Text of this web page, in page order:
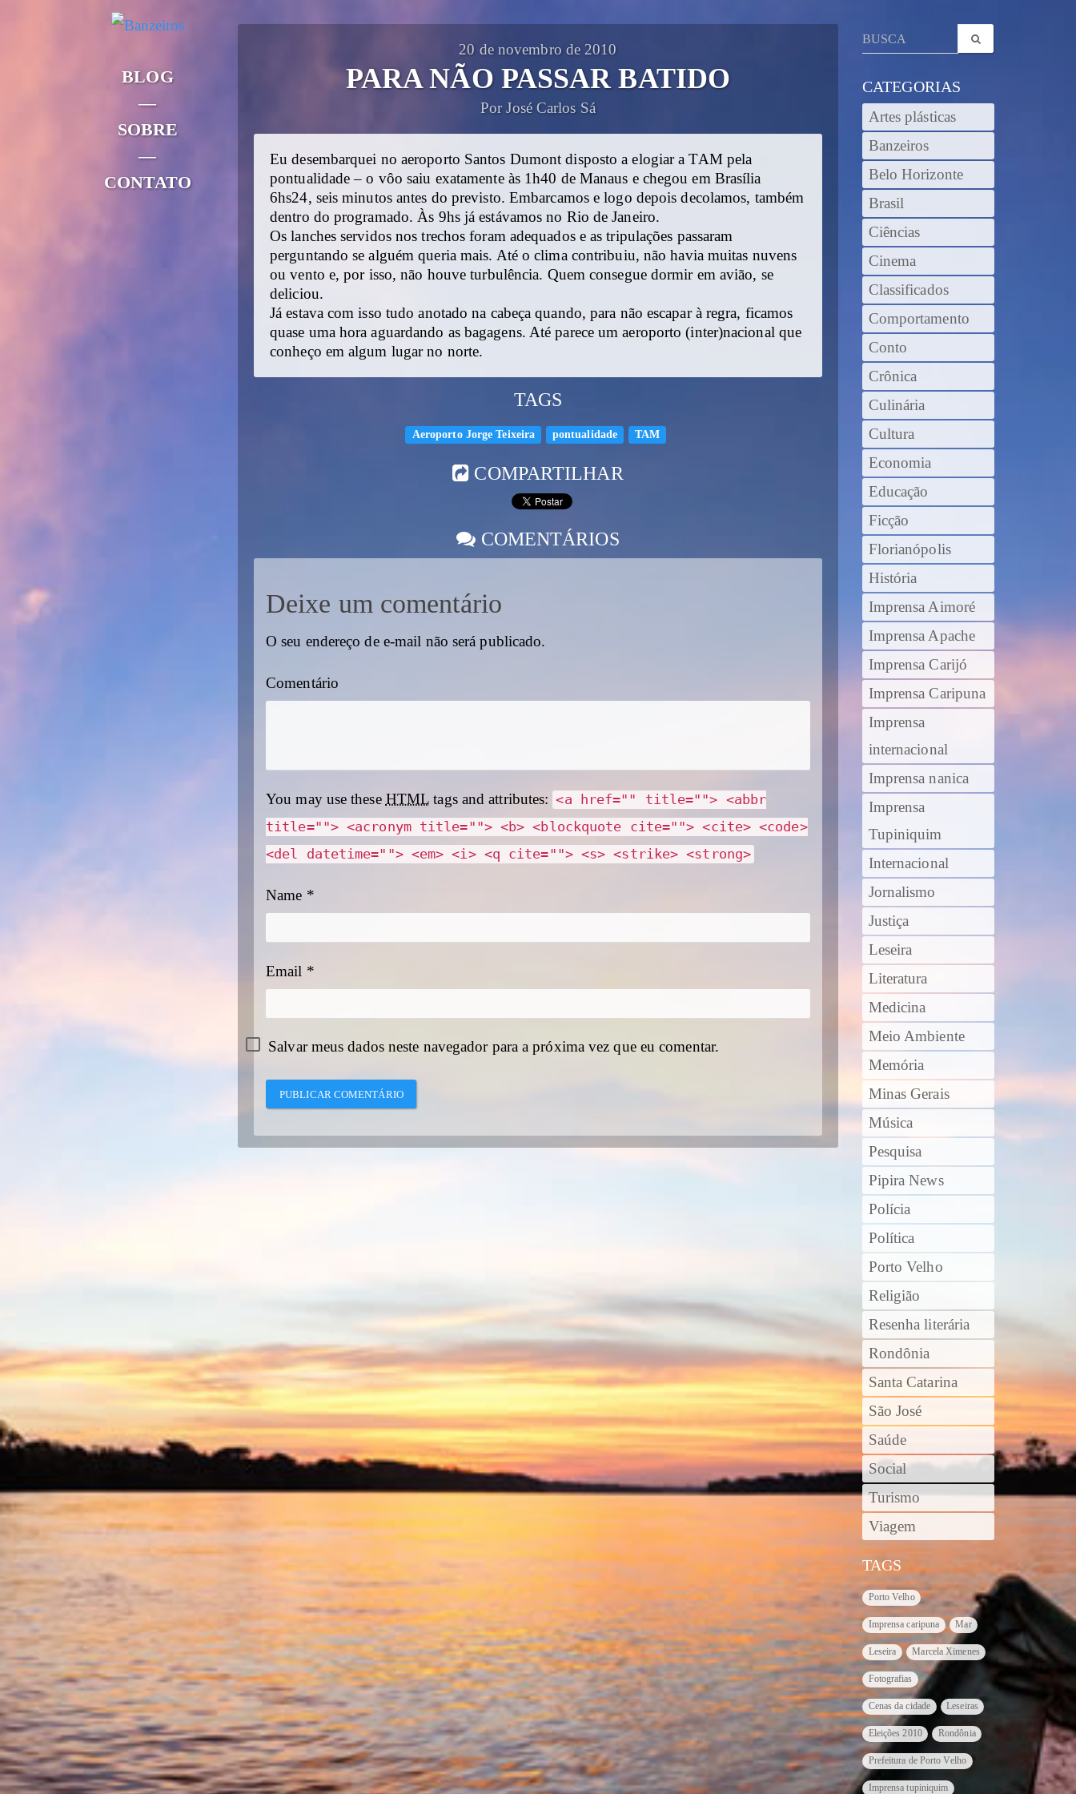
BLOG
—
SOBRE
—
CONTATO
20 de novembro de 2010
PARA NÃO PASSAR BATIDO
Por José Carlos Sá
Eu desembarquei no aeroporto Santos Dumont disposto a elogiar a TAM pela
pontualidade – o vôo saiu exatamente às 1h40 de Manaus e chegou em Brasília
6hs24, seis minutos antes do previsto. Embarcamos e logo depois decolamos, também
dentro do programado. Às 9hs já estávamos no Rio de Janeiro.
Os lanches servidos nos trechos foram adequados e as tripulações passaram
perguntando se alguém queria mais. Até o clima contribuiu, não havia muitas nuvens
ou vento e, por isso, não houve turbulência. Quem consegue dormir em avião, se
deliciou.
Já estava com isso tudo anotado na cabeça quando, para não escapar à regra, ficamos
quase uma hora aguardando as bagagens. Até parece um aeroporto (inter)nacional que
conheço em algum lugar no norte.
TAGS
Aeroporto Jorge Teixeira pontualidade TAM
COMPARTILHAR
COMENTÁRIOS
Deixe um comentário
O seu endereço de e-mail não será publicado.
Comentário
You may use these HTML tags and attributes: <a href="" title=""> <abbr
title=""> <acronym title=""> <b> <blockquote cite=""> <cite> <code>
<del datetime=""> <em> <i> <q cite=""> <s> <strike> <strong>
Name *
Email *
Salvar meus dados neste navegador para a próxima vez que eu comentar.
CATEGORIAS
Artes plásticas
Banzeiros
Belo Horizonte
Brasil
Ciências
Cinema
Classificados
Comportamento
Conto
Crônica
Culinária
Cultura
Economia
Educação
Ficção
Florianópolis
História
Imprensa Aimoré
Imprensa Apache
Imprensa Carijó
Imprensa Caripuna
Imprensa
internacional
Imprensa nanica
Imprensa
Tupiniquim
Internacional
Jornalismo
Justiça
Leseira
Literatura
Medicina
Meio Ambiente
Memória
Minas Gerais
Música
Pesquisa
Pipira News
Polícia
Política
Porto Velho
Religião
Resenha literária
Rondônia
Santa Catarina
São José
Saúde
Social
Turismo
Viagem
TAGS
Porto Velho
Imprensa caripuna Mar
Leseira Marcela Ximenes
Fotografias
Cenas da cidade Leseiras
Eleições 2010 Rondônia
Prefeitura de Porto Velho
Imprensa tupiniquim